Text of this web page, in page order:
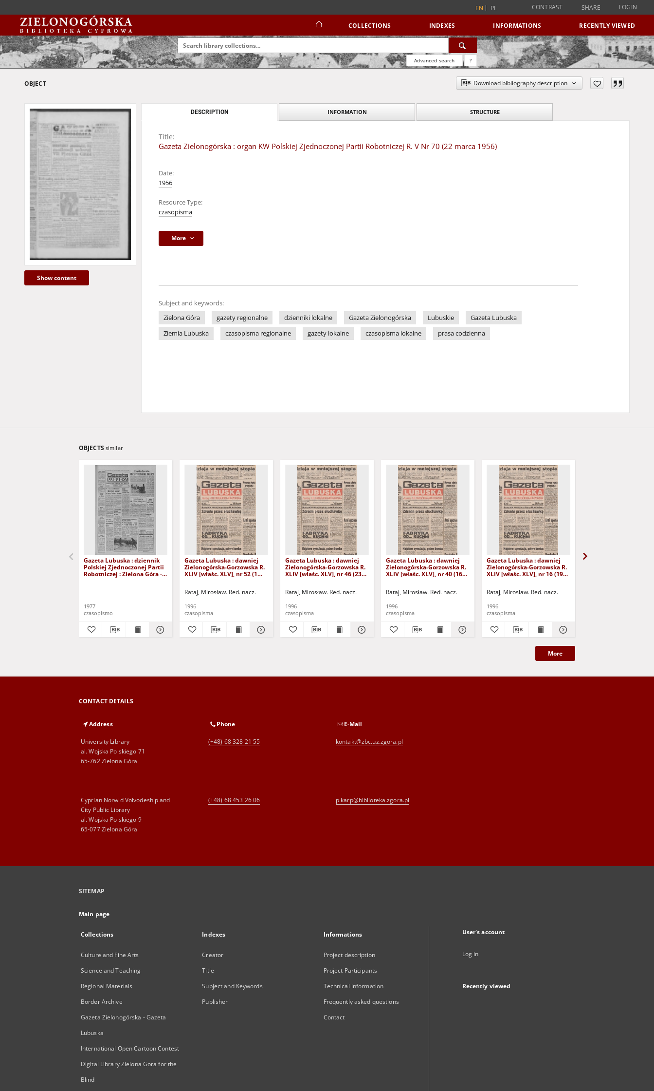
EN PL CONTRAST SHARE LOGIN
COLLECTIONS INDEXES INFORMATIONS RECENTLY VIEWED
Advanced search ?
OBJECT Download bibliography description
Show content
DESCRIPTION INFORMATION STRUCTURE
Title:
Gazeta Zielonogórska : organ KW Polskiej Zjednoczonej Partii Robotniczej R. V Nr 70 (22 marca 1956)
Date:
1956
Resource Type:
czasopisma
More
Subject and keywords:
Zielona Góra
gazety regionalne dzienniki lokalne Gazeta Zielonogórska Lubuskie
Gazeta Lubuska
Ziemia Lubuska
czasopisma regionalne gazety lokalne czasopisma lokalne prasa codzienna
OBJECTS similar
Gazeta Lubuska : dziennik
Polskiej Zjednoczonej Partii
Robotniczej : Zielona Góra -
1977
czasopismo
Gazeta Lubuska : dawniej
Zielonogórska-Gorzowska R.
XLIV [właśc. XLV], nr 52 (1
Rataj, Mirosław. Red. nacz.
1996
czasopisma
Gazeta Lubuska : dawniej
Zielonogórska-Gorzowska R.
XLIV [właśc. XLV], nr 46 (23
Rataj, Mirosław. Red. nacz.
1996
czasopisma
Gazeta Lubuska : dawniej
Zielonogórska-Gorzowska R.
XLIV [właśc. XLV], nr 40 (16
Rataj, Mirosław. Red. nacz.
1996
czasopisma
Gazeta Lubuska : dawniej
Zielonogórska-Gorzowska R.
XLIV [właśc. XLV], nr 16 (19
Rataj, Mirosław. Red. nacz.
1996
czasopisma
More
CONTACT DETAILS
Address
University Library
al. Wojska Polskiego 71
65-762 Zielona Góra
Phone
(+48) 68 328 21 55
E-Mail
kontakt@zbc.uz.zgora.pl
Cyprian Norwid Voivodeship and
City Public Library
al. Wojska Polskiego 9
65-077 Zielona Góra
(+48) 68 453 26 06 p.karp@biblioteka.zgora.pl
SITEMAP
Main page
Collections
Culture and Fine Arts
Science and Teaching
Regional Materials
Border Archive
Gazeta Zielonogórska - Gazeta
Lubuska
International Open Cartoon Contest
Digital Library Zielona Gora for the
Blind
Indexes
Creator
Title
Subject and Keywords
Publisher
Informations
Project description
Project Participants
Technical information
Frequently asked questions
Contact
User's account
Log in
Recently viewed